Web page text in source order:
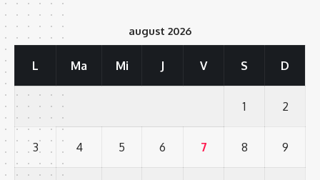
august 2026
L Ma Mi J V S D
1 2
3 4 5 6 7 8 9